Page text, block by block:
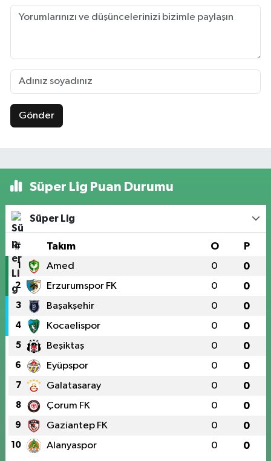
Gönder
Süper Lig Puan Durumu
Süper Lig
# Takım O P
1 Amed 0 0
2 Erzurumspor FK 0 0
3 Başakşehir 0 0
4 Kocaelispor 0 0
5 Beşiktaş 0 0
6 Eyüpspor 0 0
7 Galatasaray 0 0
8 Çorum FK 0 0
9 Gaziantep FK 0 0
10 Alanyaspor 0 0